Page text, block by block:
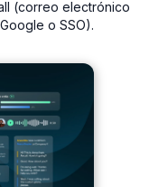
(correo electrónico
o SSO).